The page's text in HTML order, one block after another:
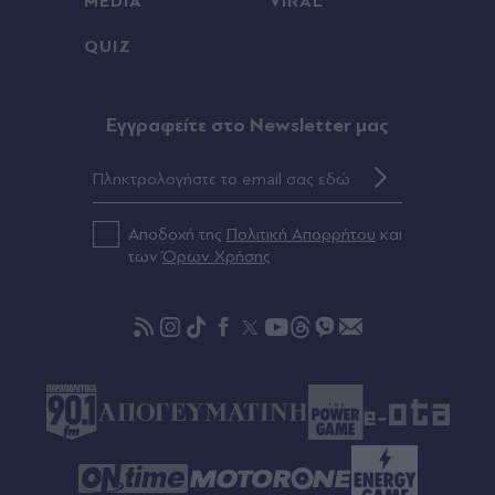
Καλιφόρνια: Ο 16χρονος ναυαγοσώστης που
ηθοποιούς του νέου Baywatch
Πριν 49 λεπτά
γνωρίζουμε για το ηφαίστειο και την πτώση του
μινωικού πολιτισμού
Πριν 51 λεπτά
Χάος στη Βουλή του Κοσόβου: Επίθεση με αυγά
QUIZ
Eγγραφείτε στο Newsletter μας
Αποδοχή της Πολιτική Απορρήτου και
τωνΌρων Χρήσης